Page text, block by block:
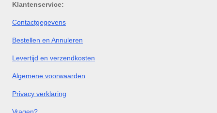
Klantenservice:
Contactgegevens
Bestellen en Annuleren
Levertijd en verzendkosten
Algemene voorwaarden
Privacy verklaring